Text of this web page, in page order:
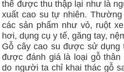
thể được thu thập lại như là
xuất cao su tự nhiên.
các sản phẩm như vỏ, ruột
hơi, dụng cụ y tế, găng tay,
Gỗ cây cao su được sử dụng
được đánh giá là loại gỗ
do người ta chỉ khai thác gỗ